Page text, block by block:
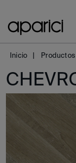
Inicio Productos